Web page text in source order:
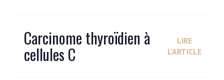
Carcinome thyroïdien à
cellules C
LIRE
L'ARTICLE